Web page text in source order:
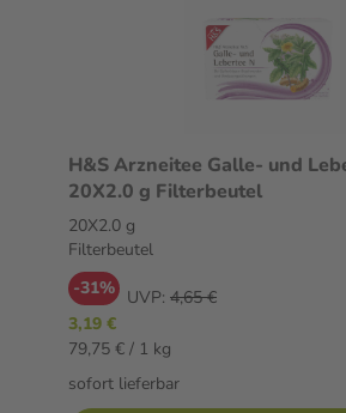
H&S Arzneitee Galle- und
20X2.0 g Filterbeutel
20X2.0 g
Filterbeutel
-31% UVP: 4,65 €
3,19 €
79,75 € / 1 kg
sofort lieferbar